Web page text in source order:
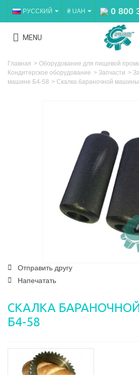
РУССКИЙ ₴ UAH 0 800
MENU
Главная > Оборудование для пищевой
Кондитерское оборудование > Запчасти >
машине Б4-58 > Скалка бараночной
Отправить другу
Напечатать
СКАЛКА
Б4-58